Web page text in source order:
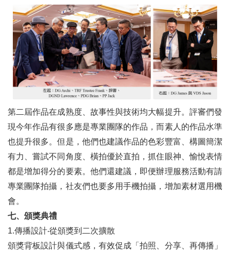
第二屆作品在成熟度、故事性與技術均大幅提升。評審們發
現今年作品有很多應是專業團隊的作品，而素人的作品水準
也提升很多。但是，他們也建議作品的色彩豐富、構圖簡潔
有力、嘗試不同角度、橫拍優於直拍，抓住眼神、愉悅表情
都是增加得分的要素。他們還建議，即便辦理服務活動有請
專業團隊拍攝，社友們也要多用手機拍攝，增加素材選用機
會。
七、頒獎典禮
1.傳播設計‧從頒獎到二次擴散
頒獎背板設計與儀式感，有效促成「拍照、分享、再傳播」